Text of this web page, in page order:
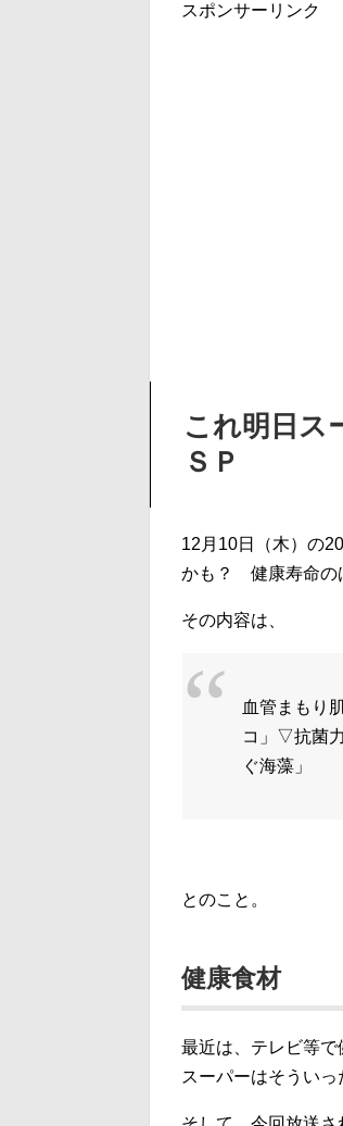
スポンサーリンク
これ明日ス
ＳＰ
12月10日（木）の
かも？ 健康寿命の
その内容は、
血管まもり
コ」▽抗菌
ぐ海藻」
とのこと。
健康食材
最近は、テレビ等で
スーパーはそうい